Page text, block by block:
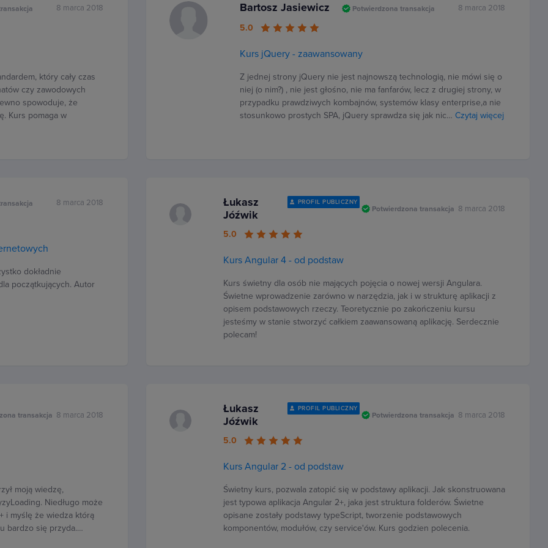
8 marca 2018
który cały czas
czy zawodowych
spowoduje, że
Kurs pomaga w
Bartosz Jasiewicz Potwierdzona transakcja 8 marca 2018
5.0
Kurs jQuery - zaawansowany
Z jednej strony jQuery nie jest najnowszą technologią, nie mówi się o
niej (o nim?) , nie jest głośno, nie ma fanfarów, lecz z drugiej strony, w
przypadku prawdziwych kombajnów, systemów klasy enterprise,a nie
stosunkowo prostych SPA, jQuery sprawdza się jak nic…Czytaj więcej
8 marca 2018
dokładnie
początkujących. Autor
Łukasz
Jóźwik
PROFIL PUBLICZNY
Potwierdzona transakcja 8 marca 2018
5.0
Kurs Angular 4 - od podstaw
Kurs świetny dla osób nie mających pojęcia o nowej wersji Angulara.
Świetne wprowadzenie zarówno w narzędzia, jak i w strukturę aplikacji z
opisem podstawowych rzeczy. Teoretycznie po zakończeniu kursu
jesteśmy w stanie stworzyć całkiem zaawansowaną aplikację. Serdecznie
polecam!
transakcja 8 marca 2018
moją wiedzę,
Niedługo może
i myślę że wiedza którą
bardzo się przyda.…
Łukasz
Jóźwik
PROFIL PUBLICZNY
Potwierdzona transakcja 8 marca 2018
5.0
Kurs Angular 2 - od podstaw
Świetny kurs, pozwala zatopić się w podstawy aplikacji. Jak skonstruowana
jest typowa aplikacja Angular 2+, jaka jest struktura folderów. Świetne
opisane zostały podstawy typeScript, tworzenie podstawowych
komponentów, modułów, czy service'ów. Kurs godzien polecenia.